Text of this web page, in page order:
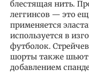
блестящая нить.
леггинсов — это
применяется
используется в
футболок.
шорты также шьют
добавлением